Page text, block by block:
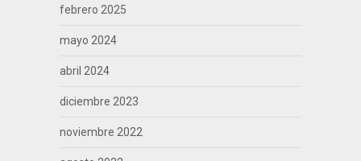
febrero 2025
mayo 2024
abril 2024
diciembre 2023
noviembre 2022